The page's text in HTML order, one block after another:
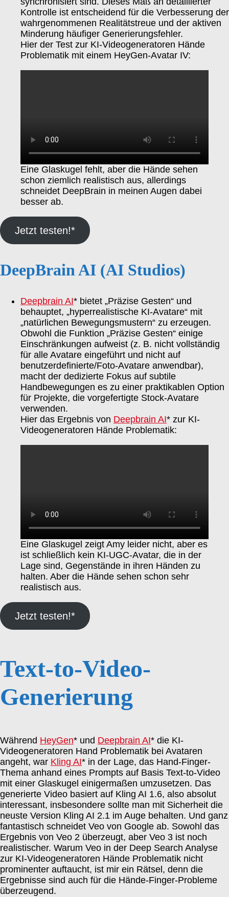
Kontrolle ist entscheidend für die Verbesserung der
wahrgenommenen Realitätstreue und der aktiven
Minderung häufiger Generierungsfehler.
Hier der Test zur KI-Videogeneratoren Hände
Problematik mit einem HeyGen-Avatar IV:
Eine Glaskugel fehlt, aber die Hände sehen
schon ziemlich realistisch aus, allerdings
schneidet DeepBrain in meinen Augen dabei
besser ab.
Jetzt testen!*
DeepBrain AI (AI Studios)
Deepbrain AI* bietet „Präzise Gesten“ und
behauptet, „hyperrealistische KI-Avatare“ mit
„natürlichen Bewegungsmustern“ zu erzeugen.
Obwohl die Funktion „Präzise Gesten“ einige
Einschränkungen aufweist (z. B. nicht vollständig
für alle Avatare eingeführt und nicht auf
benutzerdefinierte/Foto-Avatare anwendbar),
macht der dedizierte Fokus auf subtile
Handbewegungen es zu einer praktikablen Option
für Projekte, die vorgefertigte Stock-Avatare
verwenden.
Hier das Ergebnis von Deepbrain AI* zur KI-
Videogeneratoren Hände Problematik:
Eine Glaskugel zeigt Amy leider nicht, aber es
ist schließlich kein KI-UGC-Avatar, die in der
Lage sind, Gegenstände in ihren Händen zu
halten. Aber die Hände sehen schon sehr
realistisch aus.
Jetzt testen!*
Text-to-Video-
Generierung
Während HeyGen* und Deepbrain AI* die KI-
Videogeneratoren Hand Problematik bei Avataren
angeht, war Kling AI* in der Lage, das Hand-Finger-
Thema anhand eines Prompts auf Basis Text-to-Video
mit einer Glaskugel einigermaßen umzusetzen. Das
generierte Video basiert auf Kling AI 1.6, also absolut
interessant, insbesondere sollte man mit Sicherheit die
neuste Version Kling AI 2.1 im Auge behalten. Und ganz
fantastisch schneidet Veo von Google ab. Sowohl das
Ergebnis von Veo 2 überzeugt, aber Veo 3 ist noch
realistischer. Warum Veo in der Deep Search Analyse
zur KI-Videogeneratoren Hände Problematik nicht
prominenter auftaucht, ist mir ein Rätsel, denn die
Ergebnisse sind auch für die Hände-Finger-Probleme
überzeugend.